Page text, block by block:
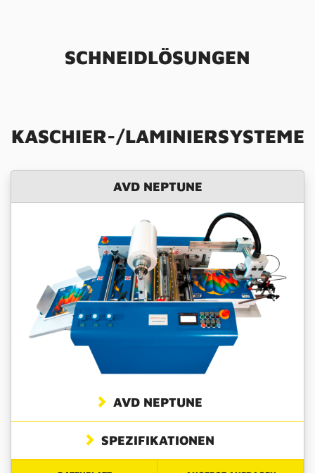
SCHNEIDLÖSUNGEN
KASCHIER-/LAMINIERSYSTEME
AVD NEPTUNE
AVD NEPTUNE
SPEZIFIKATIONEN